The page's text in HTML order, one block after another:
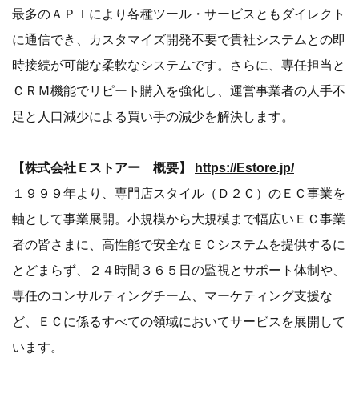
最多のＡＰＩにより各種ツール・サービスともダイレクト
に通信でき、カスタマイズ開発不要で貴社システムとの即
時接続が可能な柔軟なシステムです。さらに、専任担当と
ＣＲＭ機能でリピート購入を強化し、運営事業者の人手不
足と人口減少による買い手の減少を解決します。
【株式会社Ｅストアー 概要】 https://Estore.jp/
１９９９年より、専門店スタイル（Ｄ２Ｃ）のＥＣ事業を
軸として事業展開。小規模から大規模まで幅広いＥＣ事業
者の皆さまに、高性能で安全なＥＣシステムを提供するに
とどまらず、２４時間３６５日の監視とサポート体制や、
専任のコンサルティングチーム、マーケティング支援な
ど、ＥＣに係るすべての領域においてサービスを展開して
います。